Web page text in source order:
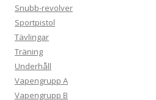
Snubb-revolver
Sportpistol
Tävlingar
Träning
Underhåll
Vapengrupp A
Vapengrupp B